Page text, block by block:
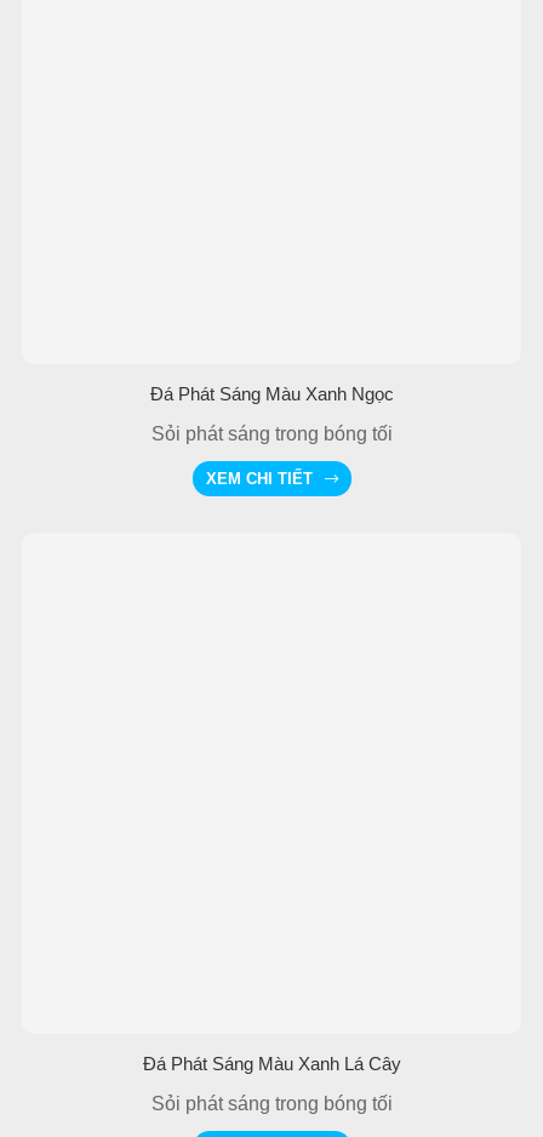
Đá Phát Sáng Màu Xanh Ngọc
Sỏi phát sáng trong bóng tối
XEM CHI TIẾT
Đá Phát Sáng Màu Xanh Lá Cây
Sỏi phát sáng trong bóng tối